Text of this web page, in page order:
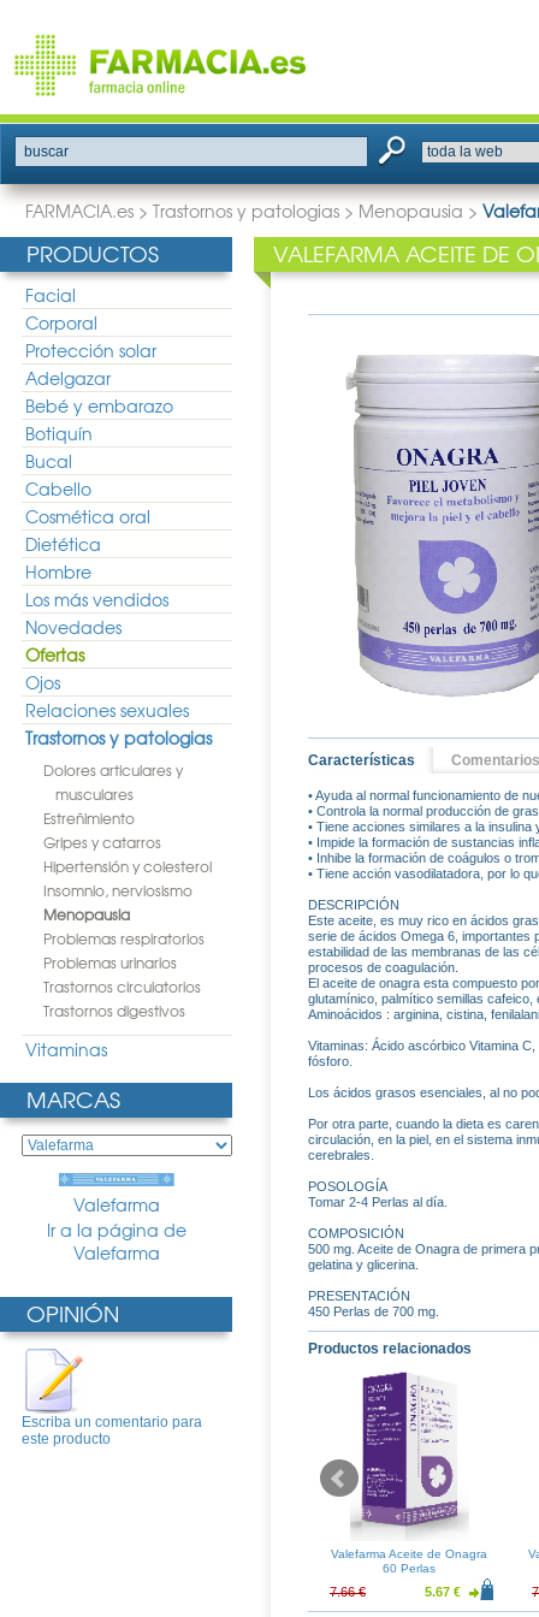
buscar
FARMACIA.es > Trastornos y patologias > Menopausia >
PRODUCTOS
Facial
Corporal
Protección solar
Adelgazar
Bebé y embarazo
Botiquín
Bucal
Cabello
Cosmética oral
Dietética
Hombre
Los más vendidos
Novedades
Ofertas
Ojos
Relaciones sexuales
Trastornos y patologias
Dolores articulares y
musculares
Estreñimiento
Gripes y catarros
Hipertensión y colesterol
Insomnio, nerviosismo
Menopausia
Problemas respiratorios
Problemas urinarios
Trastornos circulatorios
Trastornos digestivos
Vitaminas
MARCAS
Valefarma
Ir a la página de
Valefarma
OPINIÓN
Escriba un comentario para
este producto
VALEFARMA ACEITE DE
Características Comentarios
• Ayuda al normal funcionamiento de
• Controla la normal producción de
• Tiene acciones similares a la
• Impide la formación de sustancias
• Inhibe la formación de coágulos o
• Tiene acción vasodilatadora, por lo
DESCRIPCIÓN
Este aceite, es muy rico en ácidos
serie de ácidos Omega 6, importantes
estabilidad de las membranas de las
procesos de coagulación.
El aceite de onagra esta compuesto
glutamínico, palmítico semillas cafeico,
Aminoácidos : arginina, cistina,
Vitaminas: Ácido ascórbico Vitamina
fósforo.
Los ácidos grasos esenciales, al no
Por otra parte, cuando la dieta es
circulación, en la piel, en el sistema
cerebrales.
POSOLOGÍA
Tomar 2-4 Perlas al día.
COMPOSICIÓN
500 mg. Aceite de Onagra de primera
gelatina y glicerina.
PRESENTACIÓN
450 Perlas de 700 mg.
Productos relacionados
Valefarma Aceite de Onagra
60 Perlas
7.66 € 5.67 €